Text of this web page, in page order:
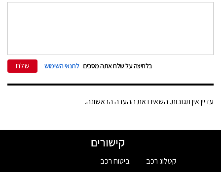
בלחיצה על שלח אתה מסכים לתנאי השימוש שלח
עדיין אין תגובות. השאירו את ההערה הראשונה.
קישורים
קטלוג רכב
ביטוח רכב